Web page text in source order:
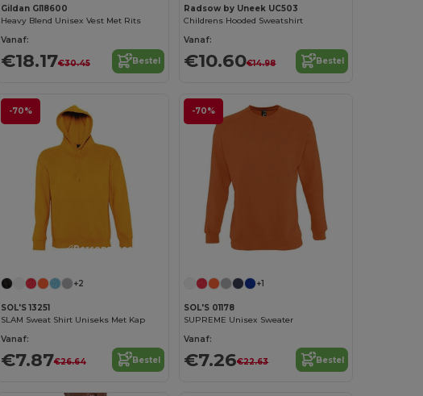
Gildan GI18600
Heavy Blend Unisex Vest Met Rits
Vanaf:
€18.17€30.45 Bestel
Radsow by Uneek UC503
Childrens Hooded Sweatshirt
Vanaf:
€10.60€14.98 Bestel
-70%
Personaliseer het!
+2
SOL'S 13251
SLAM Sweat Shirt Uniseks Met Kap
Vanaf:
€7.87€26.64 Bestel
-70%
+1
SOL'S 01178
SUPREME Unisex Sweater
Vanaf:
€7.26€22.63 Bestel